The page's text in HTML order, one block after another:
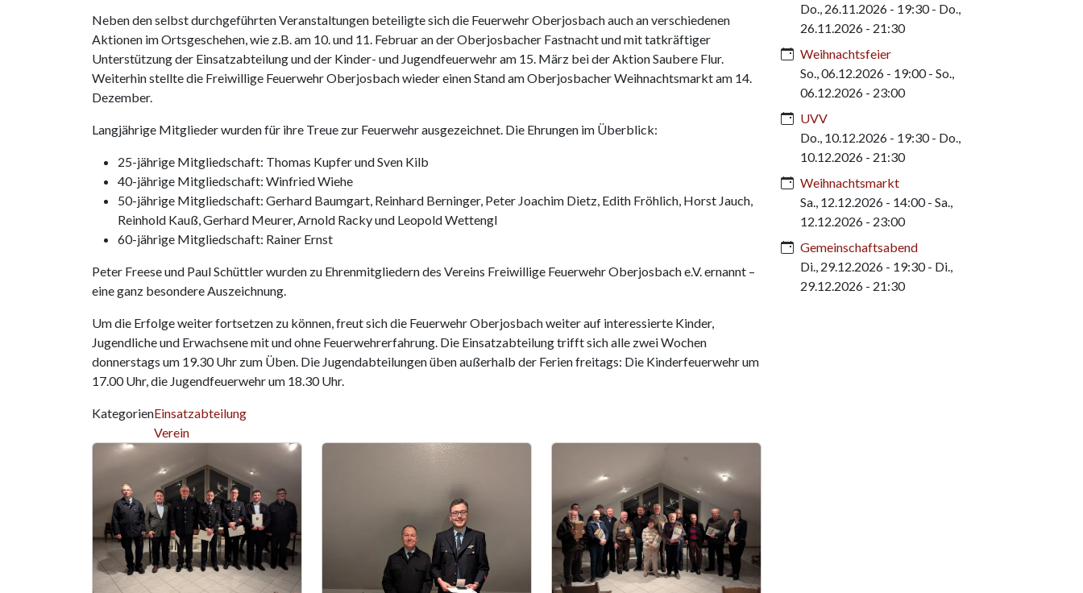
Neben den selbst durchgeführten Veranstaltungen beteiligte sich die Feuerwehr Oberjosbach auch an verschiedenen
Aktionen im Ortsgeschehen, wie z.B. am 10. und 11. Februar an der Oberjosbacher Fastnacht und mit tatkräftiger
Unterstützung der Einsatzabteilung und der Kinder- und Jugendfeuerwehr am 15. März bei der Aktion Saubere Flur.
Weiterhin stellte die Freiwillige Feuerwehr Oberjosbach wieder einen Stand am Oberjosbacher Weihnachtsmarkt am 14.
Dezember.
Langjährige Mitglieder wurden für ihre Treue zur Feuerwehr ausgezeichnet. Die Ehrungen im Überblick:
25-jährige Mitgliedschaft: Thomas Kupfer und Sven Kilb
40-jährige Mitgliedschaft: Winfried Wiehe
50-jährige Mitgliedschaft: Gerhard Baumgart, Reinhard Berninger, Peter Joachim Dietz, Edith Fröhlich, Horst Jauch,
Reinhold Kauß, Gerhard Meurer, Arnold Racky und Leopold Wettengl
60-jährige Mitgliedschaft: Rainer Ernst
Peter Freese und Paul Schüttler wurden zu Ehrenmitgliedern des Vereins Freiwillige Feuerwehr Oberjosbach e.V. ernannt –
eine ganz besondere Auszeichnung.
Um die Erfolge weiter fortsetzen zu können, freut sich die Feuerwehr Oberjosbach weiter auf interessierte Kinder,
Jugendliche und Erwachsene mit und ohne Feuerwehrerfahrung. Die Einsatzabteilung trifft sich alle zwei Wochen
donnerstags um 19.30 Uhr zum Üben. Die Jugendabteilungen üben außerhalb der Ferien freitags: Die Kinderfeuerwehr um
17.00 Uhr, die Jugendfeuerwehr um 18.30 Uhr.
KategorienEinsatzabteilung
Verein
Do., 26.11.2026 - 19:30- Do.,
26.11.2026 - 21:30
Weihnachtsfeier
So., 06.12.2026 - 19:00- So.,
06.12.2026 - 23:00
UVV
Do., 10.12.2026 - 19:30- Do.,
10.12.2026 - 21:30
Weihnachtsmarkt
Sa., 12.12.2026 - 14:00- Sa.,
12.12.2026 - 23:00
Gemeinschaftsabend
Di., 29.12.2026 - 19:30- Di.,
29.12.2026 - 21:30